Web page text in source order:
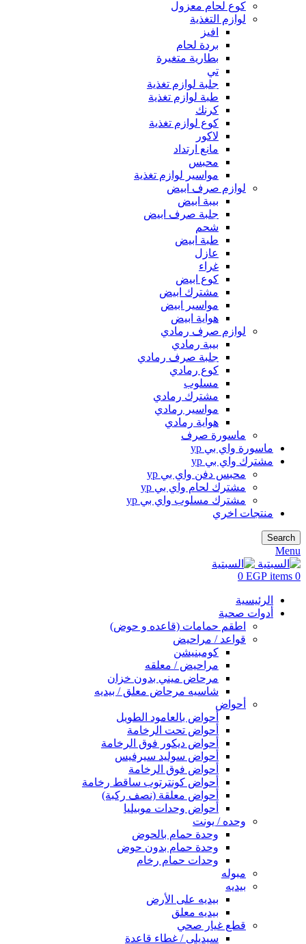
كوع لحام معزول
لوازم التغذية
افيز
بردة لحام
بطارية متغيرة
تي
جلبة لوازم تغذية
طبة لوازم تغذية
كرنك
كوع لوازم تغذية
لاكور
مانع ارتداد
محبس
مواسير لوازم تغذية
لوازم صرف ابيض
بيبة ابيض
جلبة صرف ابيض
شحم
طبة ابيض
عازل
غراء
كوع ابيض
مشترك ابيض
مواسير ابيض
هواية ابيض
لوازم صرف رمادي
بيبة رمادي
جلبة صرف رمادي
كوع رمادي
مسلوب
مشترك رمادي
مواسير رمادي
هواية رمادي
ماسورة صرف
ماسورة واي بي yp
مشترك واي بي yp
محبس دفن واي بي yp
مشترك لحام واي بي yp
مشترك مسلوب واي بي yp
منتجات اخري
Search
Menu
0
items
0 EGP
الرئيسية
أدوات صحية
اطقم حمامات (قاعده و حوض)
قواعد / مراحيض
كومبنيشن
مراحيض / معلقه
مرحاض ميني بدون خزان
شاسيه مرحاض معلق / بيديه
أحواض
أحواض بالعامود الطويل
أحواض تحت الرخامة
أحواض ديكور فوق الرخامة
أحواض سوليد سيرفيس
أحواض فوق الرخامة
أحواض كونترتوب ساقط رخامة
أحواض معلقة (نصف ركبة)
أحواض وحدات موبيليا
وحده / يونت
وحدة حمام بالحوض
وحدة حمام بدون حوض
وحدات حمام رخام
مبوله
بيديه
بيديه على الأرض
بيديه معلق
قطع غيار صحي
سيديلى / غطاء قاعدة